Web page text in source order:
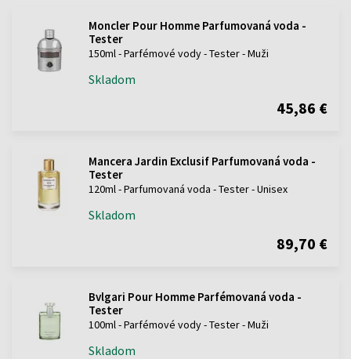
Moncler Pour Homme Parfumovaná voda -
Tester
150ml - Parfémové vody - Tester - Muži
Skladom
45,86 €
Mancera Jardin Exclusif Parfumovaná voda -
Tester
120ml - Parfumovaná voda - Tester - Unisex
Skladom
89,70 €
Bvlgari Pour Homme Parfémovaná voda -
Tester
100ml - Parfémové vody - Tester - Muži
Skladom